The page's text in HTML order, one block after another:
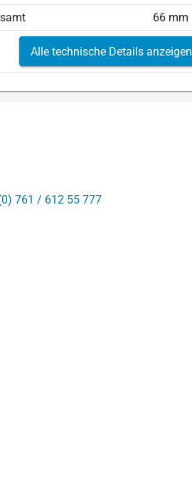
66 mm
Alle technische Details anzeigen
761 / 612 55 777